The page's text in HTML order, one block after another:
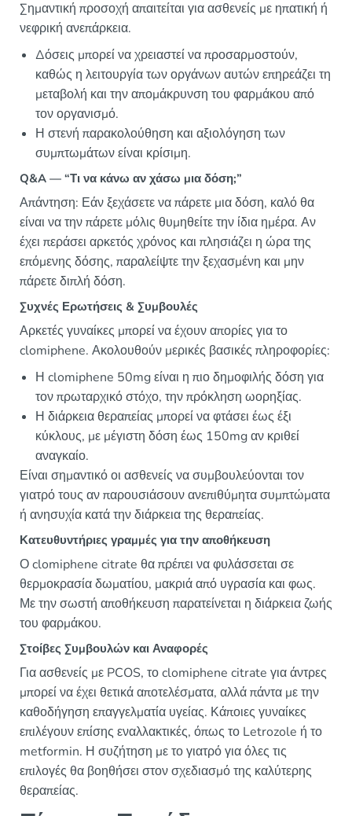
Σημαντική προσοχή απαιτείται για ασθενείς με ηπατική ή
νεφρική ανεπάρκεια.
Δόσεις μπορεί να χρειαστεί να προσαρμοστούν,
καθώς η λειτουργία των οργάνων αυτών επηρεάζει τη
μεταβολή και την απομάκρυνση του φαρμάκου από
τον οργανισμό.
Η στενή παρακολούθηση και αξιολόγηση των
συμπτωμάτων είναι κρίσιμη.
Q&A — “Τι να κάνω αν χάσω μια δόση;”
Απάντηση: Εάν ξεχάσετε να πάρετε μια δόση, καλό θα
είναι να την πάρετε μόλις θυμηθείτε την ίδια ημέρα. Αν
έχει περάσει αρκετός χρόνος και πλησιάζει η ώρα της
επόμενης δόσης, παραλείψτε την ξεχασμένη και μην
πάρετε διπλή δόση.
Συχνές Ερωτήσεις & Συμβουλές
Αρκετές γυναίκες μπορεί να έχουν απορίες για το
clomiphene. Ακολουθούν μερικές βασικές πληροφορίες:
Η clomiphene 50mg είναι η πιο δημοφιλής δόση για
τον πρωταρχικό στόχο, την πρόκληση ωορηξίας.
Η διάρκεια θεραπείας μπορεί να φτάσει έως έξι
κύκλους, με μέγιστη δόση έως 150mg αν κριθεί
αναγκαίο.
Είναι σημαντικό οι ασθενείς να συμβουλεύονται τον
γιατρό τους αν παρουσιάσουν ανεπιθύμητα συμπτώματα
ή ανησυχία κατά την διάρκεια της θεραπείας.
Κατευθυντήριες γραμμές για την αποθήκευση
Ο clomiphene citrate θα πρέπει να φυλάσσεται σε
θερμοκρασία δωματίου, μακριά από υγρασία και φως.
Με την σωστή αποθήκευση παρατείνεται η διάρκεια ζωής
του φαρμάκου.
Στοίβες Συμβουλών και Αναφορές
Για ασθενείς με PCOS, το clomiphene citrate για άντρες
μπορεί να έχει θετικά αποτελέσματα, αλλά πάντα με την
καθοδήγηση επαγγελματία υγείας. Κάποιες γυναίκες
επιλέγουν επίσης εναλλακτικές, όπως το Letrozole ή το
metformin. Η συζήτηση με το γιατρό για όλες τις
επιλογές θα βοηθήσει στον σχεδιασμό της καλύτερης
θεραπείας.